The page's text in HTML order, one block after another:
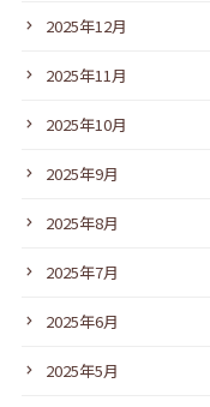
2025年12月
2025年11月
2025年10月
2025年9月
2025年8月
2025年7月
2025年6月
2025年5月